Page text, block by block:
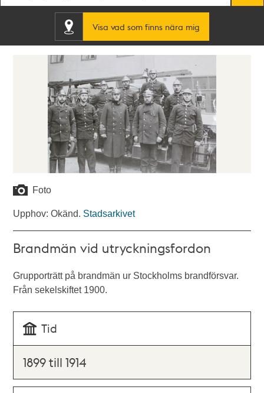
Visa vad som finns nära mig
Foto
Upphov: Okänd. Stadsarkivet
Brandmän vid utryckningsfordon
Grupporträtt på brandmän ur Stockholms brandförsvar.
Från sekelskiftet 1900.
Tid
1899 till 1914